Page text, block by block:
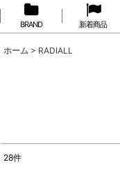
BRAND 新着商品
ホーム > RADIALL
28件